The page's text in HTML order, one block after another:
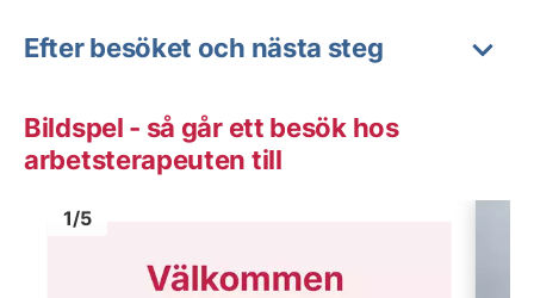
Efter besöket och nästa steg
Bildspel - så går ett besök hos
arbetsterapeuten till
Bild 1
1/5